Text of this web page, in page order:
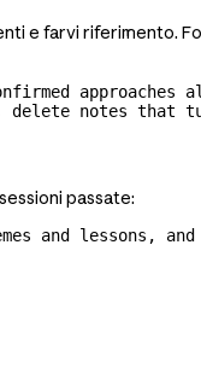
e farvi riferimento.
notes that
passate:
and lessons,